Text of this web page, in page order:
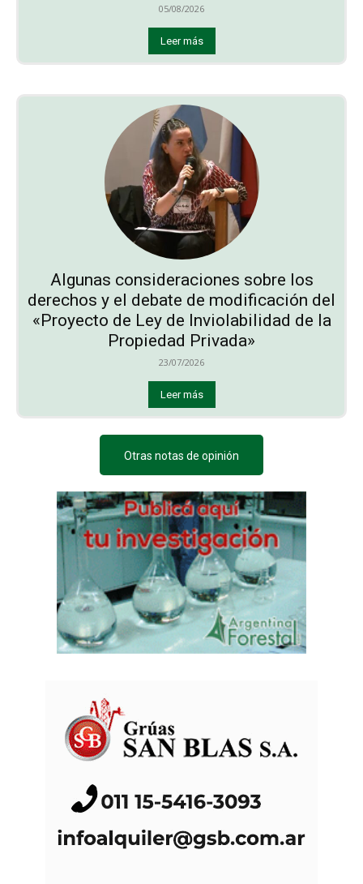
05/08/2026
Leer más
Algunas consideraciones sobre los
derechos y el debate de modificación del
«Proyecto de Ley de Inviolabilidad de la
Propiedad Privada»
23/07/2026
Leer más
Otras notas de opinión